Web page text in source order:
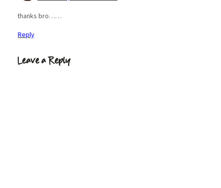
thanks bro……
Reply
Leave a Reply